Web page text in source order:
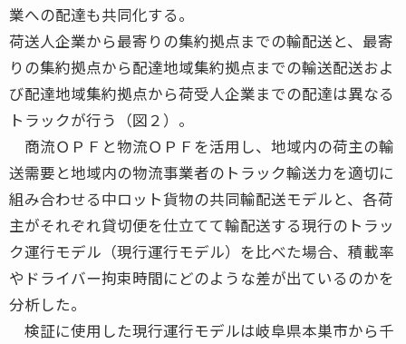
業への配達も共同化する。
荷送人企業から最寄りの集約拠点までの輸配送と、最寄
りの集約拠点から配達地域集約拠点までの輸送配送およ
び配達地域集約拠点から荷受人企業までの配達は異なる
トラックが行う（図２）。
商流ＯＰＦと物流ＯＰＦを活用し、地域内の荷主の輸
送需要と地域内の物流事業者のトラック輸送力を適切に
組み合わせる中ロット貨物の共同輸配送モデルと、各荷
主がそれぞれ貸切便を仕立てて輸配送する現行のトラッ
ク運行モデル（現行運行モデル）を比べた場合、積載率
やドライバー拘束時間にどのような差が出ているのかを
分析した。
検証に使用した現行運行モデルは岐阜県本巣市から千